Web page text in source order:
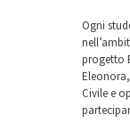
Ogni
progetto
Civile e